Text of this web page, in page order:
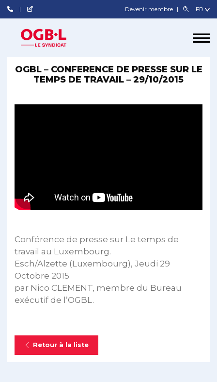
Devenir membre
OGBL – CONFERENCE DE PRESSE SUR LE
TEMPS DE TRAVAIL – 29/10/2015
Conférence de presse sur Le temps de
travail au Luxembourg.
Esch/Alzette (Luxembourg), Jeudi 29
Octobre 2015
par Nico CLEMENT, membre du Bureau
exécutif de l’OGBL.
Retour à la liste